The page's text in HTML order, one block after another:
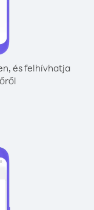
és felhívhatja